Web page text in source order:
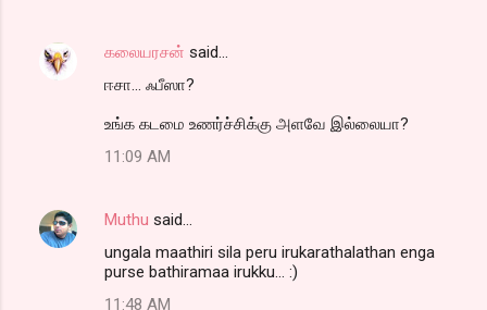
கலையரசன் said…
ஈசா... ஃபீஸா?
உங்க கடமை உணர்ச்சிக்கு அளவே இல்லையா?
11:09 AM
Muthu said…
ungala maathiri sila peru irukarathalathan enga
purse bathiramaa irukku... :)
11:48 AM